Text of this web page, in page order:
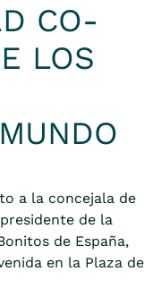
CO-
LOS
a la concejala de
de la
de España,
en la Plaza de